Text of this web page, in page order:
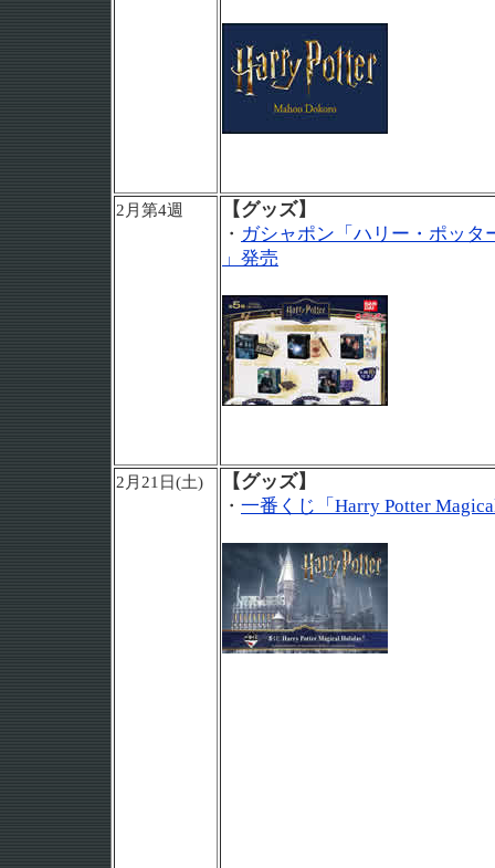
2月第4週
【グッズ】
・ ガシャポン「ハリー・ポッタ
」発売
2月21日(土)
【グッズ】
・ 一番くじ「Harry Potter